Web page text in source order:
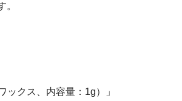
ックス、内容量：1g）」